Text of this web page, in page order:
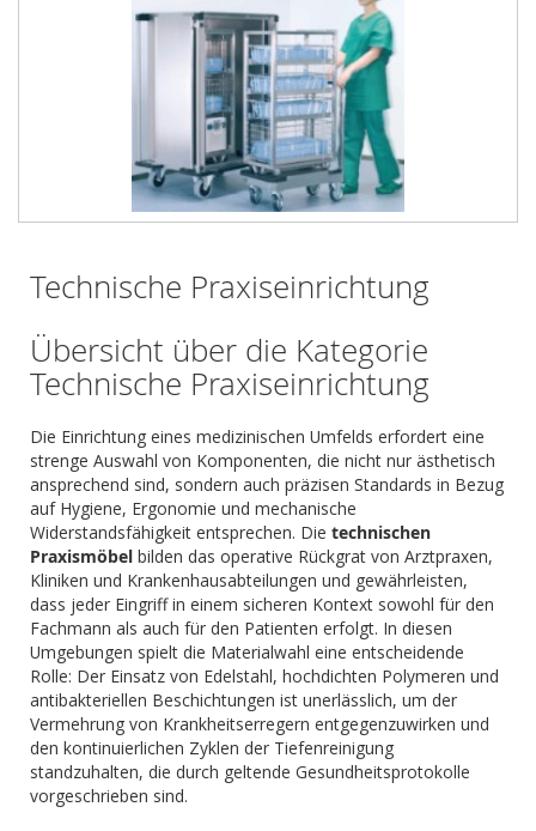
Technische Praxiseinrichtung
Übersicht über die Kategorie
Technische Praxiseinrichtung
Die Einrichtung eines medizinischen Umfelds erfordert eine
strenge Auswahl von Komponenten, die nicht nur ästhetisch
ansprechend sind, sondern auch präzisen Standards in Bezug
auf Hygiene, Ergonomie und mechanische
Widerstandsfähigkeit entsprechen. Die technischen
Praxismöbel bilden das operative Rückgrat von Arztpraxen,
Kliniken und Krankenhausabteilungen und gewährleisten,
dass jeder Eingriff in einem sicheren Kontext sowohl für den
Fachmann als auch für den Patienten erfolgt. In diesen
Umgebungen spielt die Materialwahl eine entscheidende
Rolle: Der Einsatz von Edelstahl, hochdichten Polymeren und
antibakteriellen Beschichtungen ist unerlässlich, um der
Vermehrung von Krankheitserregern entgegenzuwirken und
den kontinuierlichen Zyklen der Tiefenreinigung
standzuhalten, die durch geltende Gesundheitsprotokolle
vorgeschrieben sind.